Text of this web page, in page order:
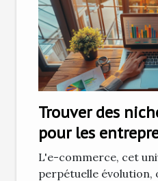
Trouver des
pour les
commerce
L'e-commerce, cet
perpétuelle